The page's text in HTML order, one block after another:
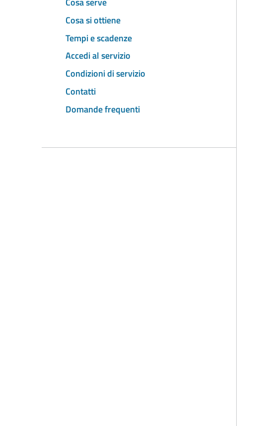
Cosa si ottiene
Tempi e scadenze
Accedi al servizio
Condizioni di servizio
Contatti
Domande frequenti